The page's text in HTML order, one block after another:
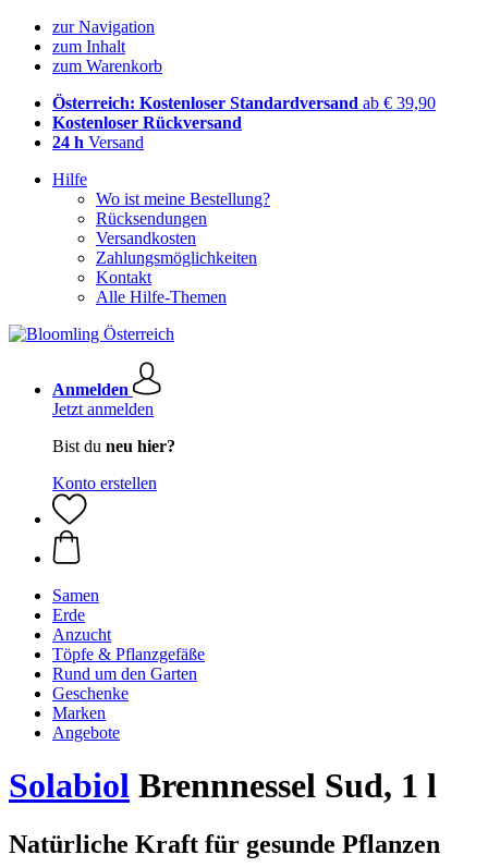
zur Navigation
zum Inhalt
zum Warenkorb
Österreich: Kostenloser Standardversand ab € 39,90
Kostenloser Rückversand
24 h Versand
Hilfe
Wo ist meine Bestellung?
Rücksendungen
Versandkosten
Zahlungsmöglichkeiten
Kontakt
Alle Hilfe-Themen
Anmelden
Jetzt anmelden
Bist du neu hier?
Konto erstellen
Samen
Erde
Anzucht
Töpfe & Pflanzgefäße
Rund um den Garten
Geschenke
Marken
Angebote
Solabiol Brennnessel Sud, 1 l
Natürliche Kraft für gesunde Pflanzen